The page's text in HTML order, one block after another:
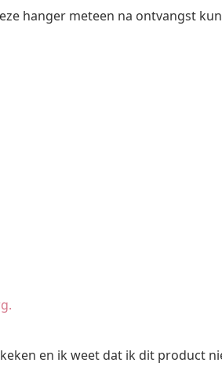
hanger meteen na ontvangst
en ik weet dat ik dit product